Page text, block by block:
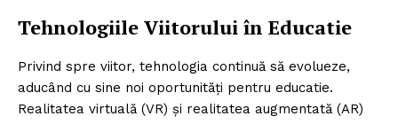
Tehnologiile Viitorului în Educatie
Privind spre viitor, tehnologia continuă să evolueze,
aducând cu sine noi oportunități pentru educatie.
Realitatea virtuală (VR) și realitatea augmentată (AR)